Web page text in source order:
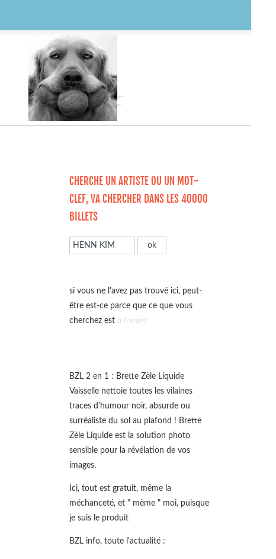
CHERCHE UN ARTISTE OU UN MOT-
CLEF, VA CHERCHER DANS LES 40000
BILLETS
si vous ne l'avez pas trouvé ici, peut-
être est-ce parce que ce que vous
cherchez està l'ombre
BZL 2 en 1 : Brette Zèle Liquide
Vaisselle nettoie toutes les vilaines
traces d'humour noir, absurde ou
surréaliste du sol au plafond ! Brette
Zèle Liquide est la solution photo
sensible pour la révélation de vos
images.
Ici, tout est gratuit, même la
méchanceté, et " mème " moi, puisque
je suis le produit
BZL info, toute l'actualité :